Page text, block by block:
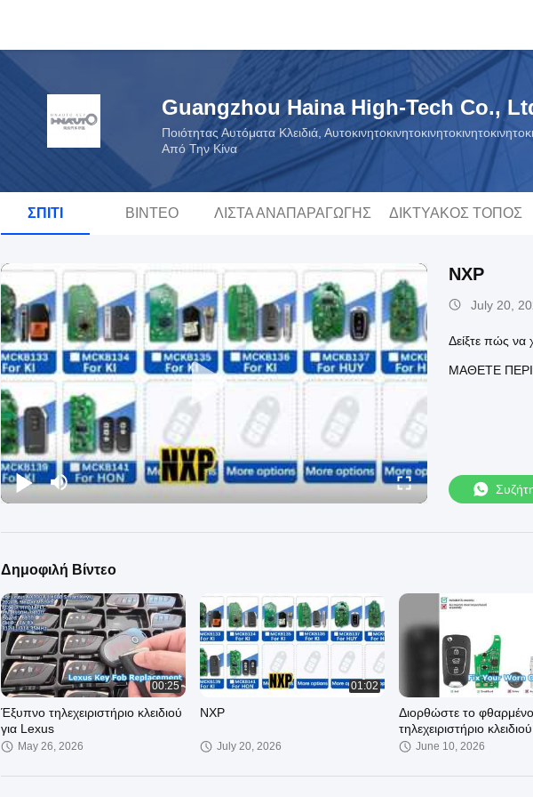
Guangzhou Haina High-Tech Co.,
Ποιότητας Αυτόματα Κλειδιά,
Από Την Κίνα
ΣΠΊΤΙ ΒΊΝΤΕΟ ΛΊΣΤΑ ΑΝΑΠΑΡΑΓΩΓΉΣ ΔΙΚΤΥΑΚΌΣ ΤΌΠΟΣ
NXP
July 20,
Δείξτε πώς να
ΜΆΘΕΤΕ
Δημοφιλή Βίντεο
00:25
Έξυπνο τηλεχειριστήριο κλειδιού
για Lexus
May 26, 2026
01:02
NXP
July 20, 2026
Διορθώστε το φθαρμένο
τηλεχειριστήριο κλειδιού
αυτοκινήτου με αυτό το
June 10, 2026